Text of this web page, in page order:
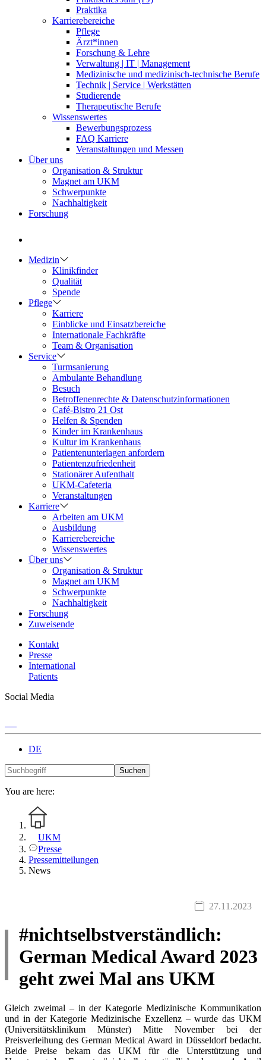
Praktika
Karrierebereiche
Pflege
Ärzt*innen
Forschung & Lehre
Verwaltung | IT | Management
Medizinische und medizinisch-technische Berufe
Technik | Service | Werkstätten
Studierende
Therapeutische Berufe
Wissenswertes
Bewerbungsprozess
FAQ Karriere
Veranstaltungen und Messen
Über uns
Organisation & Struktur
Magnet am UKM
Schwerpunkte
Nachhaltigkeit
Forschung
Medizin
Klinikfinder
Qualität
Spende
Pflege
Karriere
Einblicke und Einsatzbereiche
Internationale Fachkräfte
Team & Organisation
Service
Turmsanierung
Ambulante Behandlung
Besuch
Betroffenenrechte & Datenschutzinformationen
Café-Bistro 21 Ost
Helfen & Spenden
Kinder im Krankenhaus
Kultur im Krankenhaus
Patientenunterlagen anfordern
Patientenzufriedenheit
Stationärer Aufenthalt
UKM-Cafeteria
Veranstaltungen
Karriere
Arbeiten am UKM
Ausbildung
Karrierebereiche
Wissenswertes
Über uns
Organisation & Struktur
Magnet am UKM
Schwerpunkte
Nachhaltigkeit
Forschung
Zuweisende
Kontakt
Presse
International
Patients
Social Media
DE
Suchen
You are here:
UKM
Presse
Pressemitteilungen
News
27.11.2023
#nichtselbstverständlich:
German Medical Award 2023
geht zwei Mal ans UKM
Gleich zweimal – in der Kategorie Medizinische Kommunikation
und in der Kategorie Medizinische Exzellenz – wurde das UKM
(Universitätsklinikum Münster) Mitte November bei der
Preisverleihung des German Medical Award in Düsseldorf bedacht.
Beide Preise bekam das UKM für die Unterstützung und